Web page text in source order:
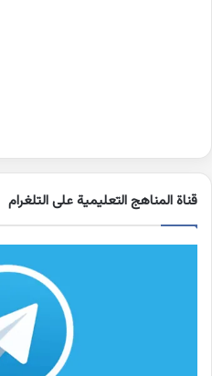
قناة المناهج التعليمية على التلغرام